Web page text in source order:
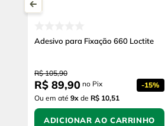
Adesivo para Fixação 660 Loctite
R$ 105,90
R$ 89,90 no Pix -15%
Ou em até 9x de R$ 10,51
ADICIONAR AO CARRINHO